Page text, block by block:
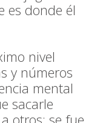
es donde él
nivel
y números
mental
sacarle
otros: se fue